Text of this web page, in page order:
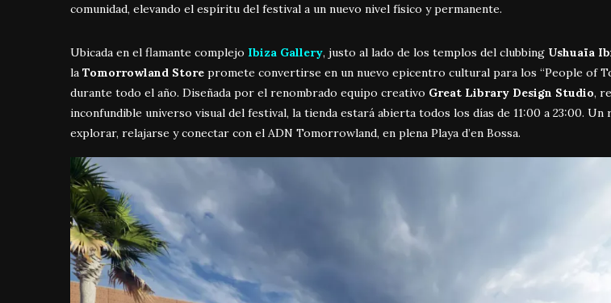
comunidad, elevando el espíritu del festival a un nuevo nivel físico y permanente.
Ubicada en el flamante complejo Ibiza Gallery, justo al lado de los templos del clubbing Ushuaïa
la Tomorrowland Store promete convertirse en un nuevo epicentro cultural para los “People of
durante todo el año. Diseñada por el renombrado equipo creativo Great Library Design Studio,
inconfundible universo visual del festival, la tienda estará abierta todos los días de 11:00 a 23:00. Un
explorar, relajarse y conectar con el ADN Tomorrowland, en plena Playa d’en Bossa.